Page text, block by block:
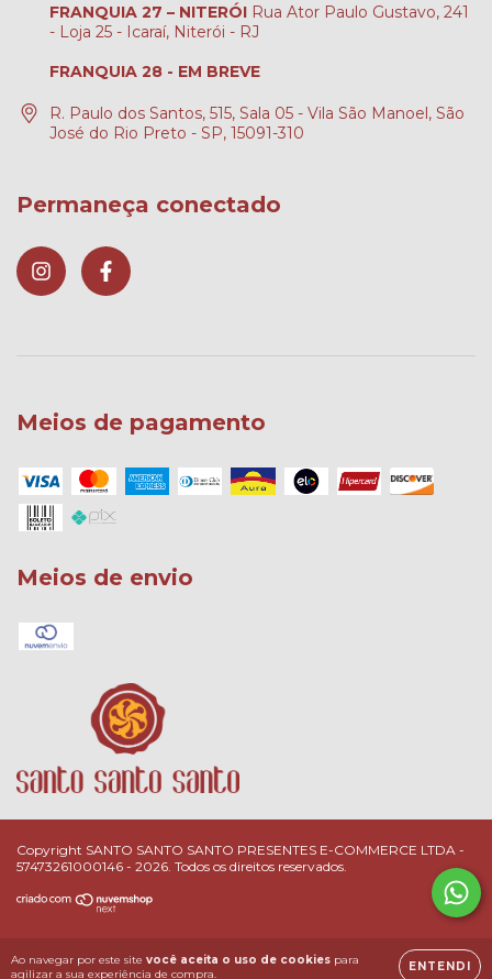
Ao navegar por este site você aceita o uso de cookies para
agilizar a sua experiência de compra.
ENTENDI
FRANQUIA 27 – NITERÓI Rua Ator Paulo Gustavo, 241
- Loja 25 - Icaraí, Niterói - RJ
FRANQUIA 28 - EM BREVE
R. Paulo dos Santos, 515, Sala 05 - Vila São Manoel, São
José do Rio Preto - SP, 15091-310
Permaneça conectado
Meios de pagamento
Meios de envio
Copyright SANTO SANTO SANTO PRESENTES E-COMMERCE LTDA -
57473261000146 - 2026. Todos os direitos reservados.